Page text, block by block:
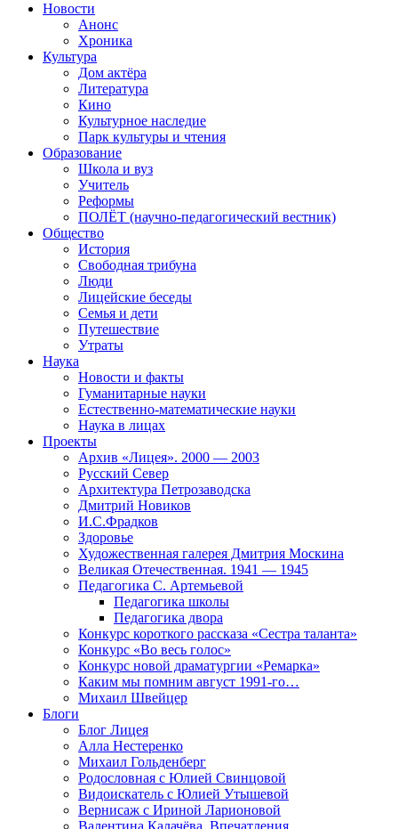
Новости
Анонс
Хроника
Культура
Дом актёра
Литература
Кино
Культурное наследие
Парк культуры и чтения
Образование
Школа и вуз
Учитель
Реформы
ПОЛЁТ (научно-педагогический вестник)
Общество
История
Свободная трибуна
Люди
Лицейские беседы
Семья и дети
Путешествие
Утраты
Наука
Новости и факты
Гуманитарные науки
Естественно-математические науки
Наука в лицах
Проекты
Архив «Лицея». 2000 — 2003
Русский Север
Архитектура Петрозаводска
Дмитрий Новиков
И.С.Фрадков
Здоровье
Художественная галерея Дмитрия Москина
Великая Отечественная. 1941 — 1945
Педагогика С. Артемьевой
Педагогика школы
Педагогика двора
Конкурс короткого рассказа «Сестра таланта»
Конкурс «Во весь голос»
Конкурс новой драматургии «Ремарка»
Каким мы помним август 1991-го…
Михаил Швейцер
Блоги
Блог Лицея
Алла Нестеренко
Михаил Гольденберг
Родословная с Юлией Свинцовой
Видоискатель с Юлией Утышевой
Вернисаж с Ириной Ларионовой